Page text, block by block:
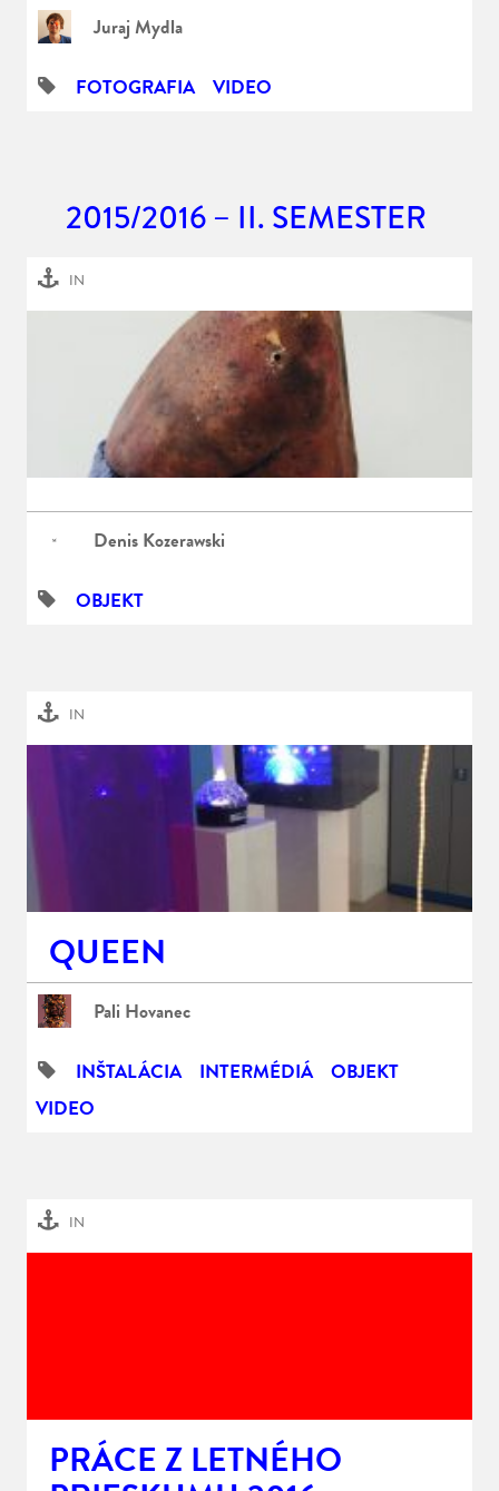
Juraj Mydla
FOTOGRAFIA VIDEO
2015/2016 – II. SEMESTER
IN
Denis Kozerawski
OBJEKT
IN
QUEEN
Pali Hovanec
INŠTALÁCIA INTERMÉDIÁ
OBJEKT
VIDEO
IN
PRÁCE Z LETNÉHO